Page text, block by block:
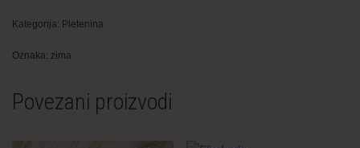
Kategorija: Pletenina
Oznaka: zima
Povezani proizvodi